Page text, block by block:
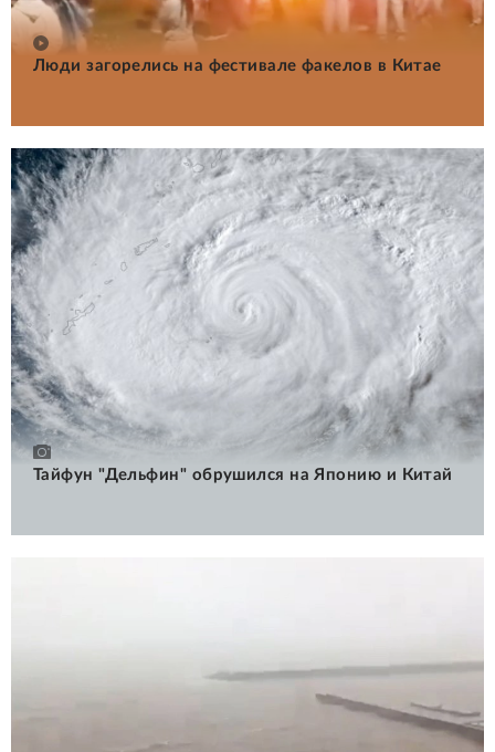
Люди загорелись на фестивале факелов в Китае
Тайфун "Дельфин" обрушился на Японию и Китай